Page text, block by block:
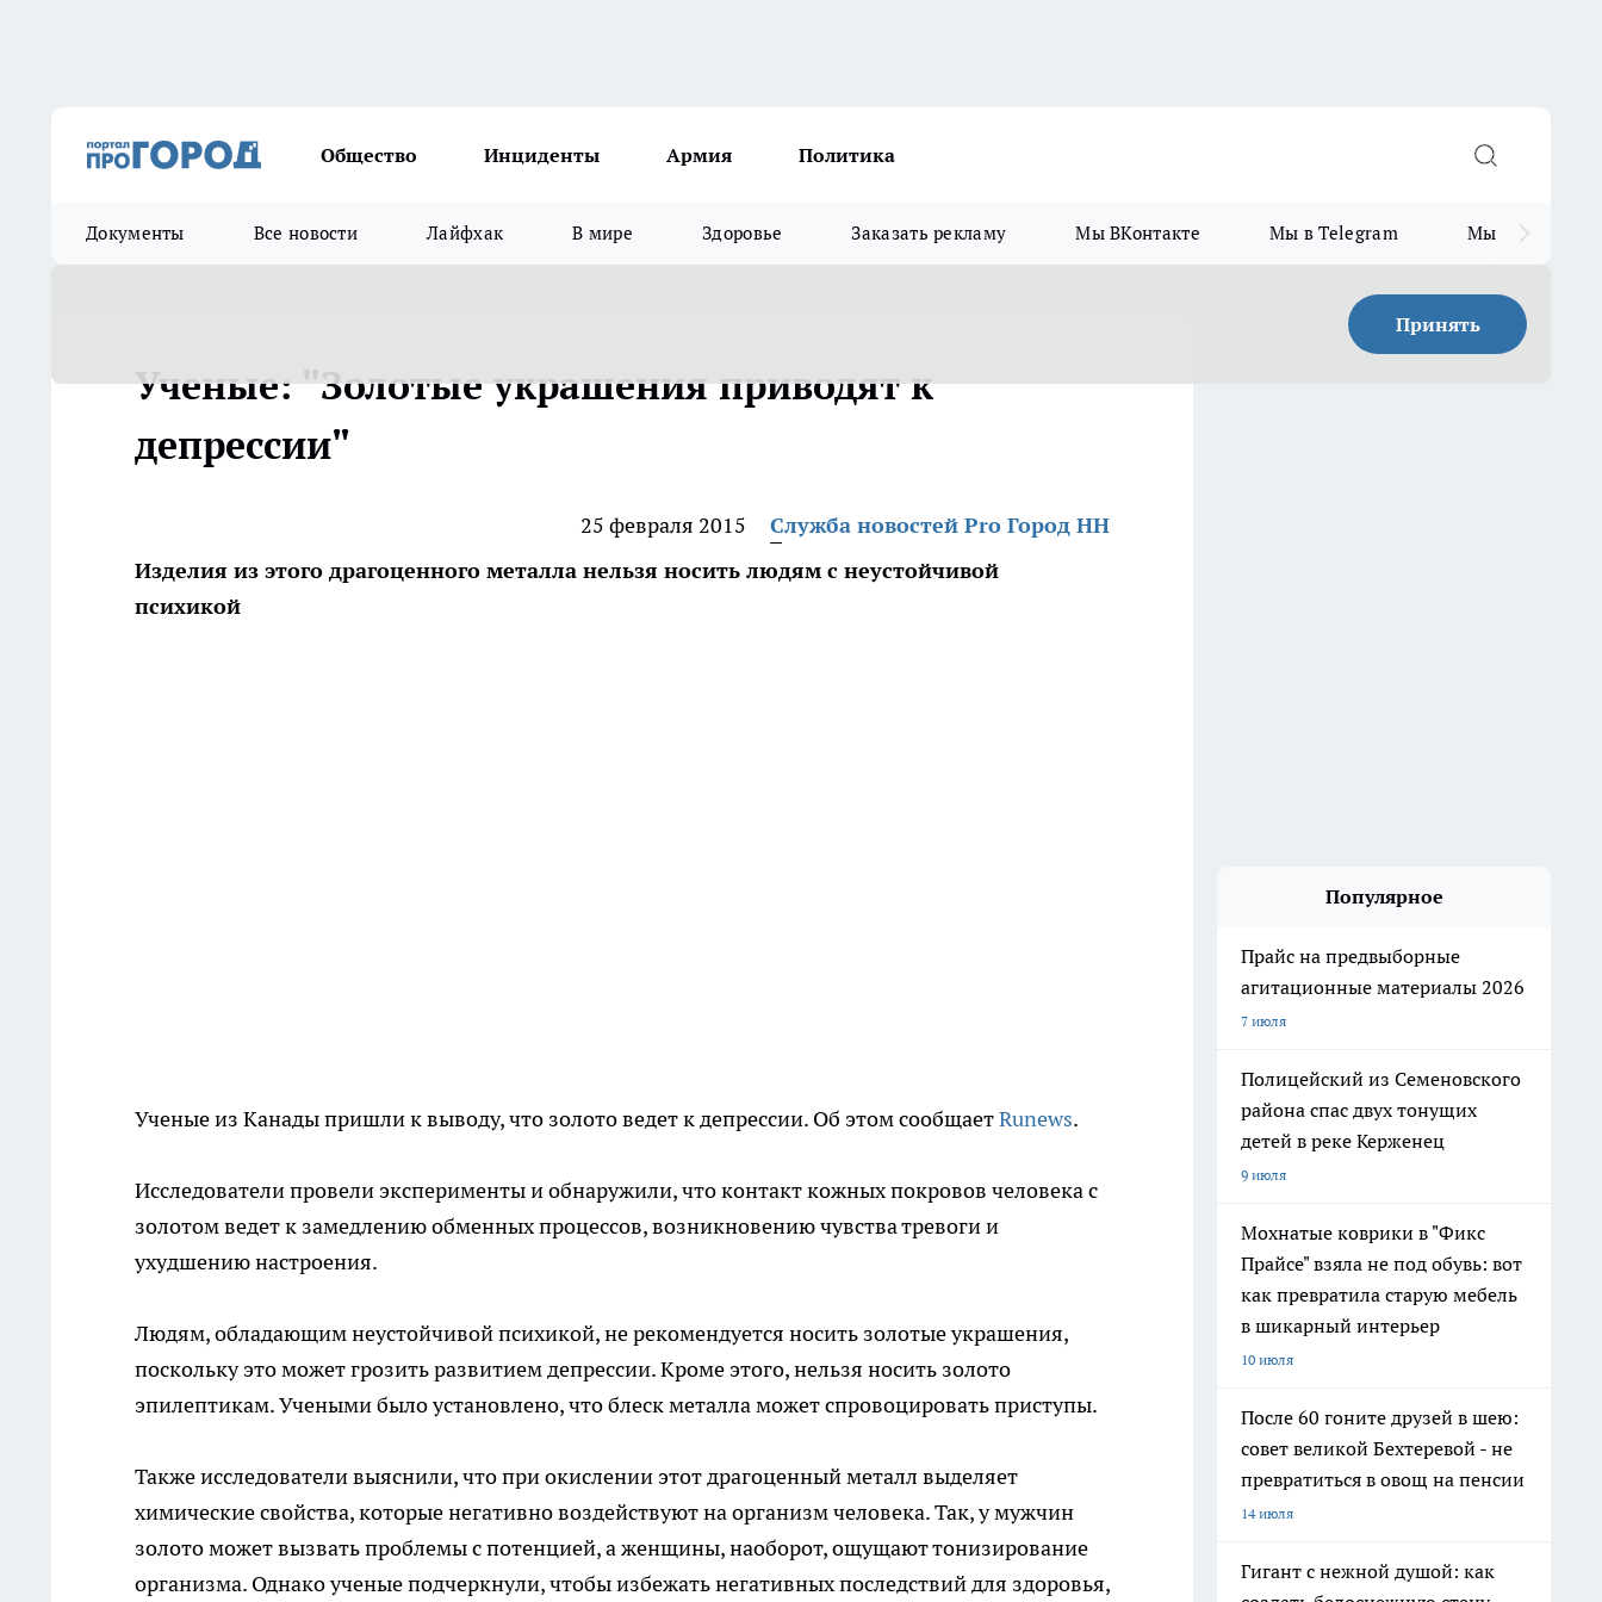
Общество Инциденты Армия Политика
Документы Все новости Лайфхак В мире Здоровье Заказать рекламу Мы ВКонтакте Мы в Telegram Мы в MAX
Принять
Ученые: "Золотые украшения приводят к
депрессии"
25 февраля 2015
Служба новостей Pro Город НН
Изделия из этого драгоценного металла нельзя носить людям с неустойчивой
психикой
Ученые из Канады пришли к выводу, что золото ведет к депрессии. Об этом сообщаетRunews.
Исследователи провели эксперименты и обнаружили, что контакт кожных покровов человека с
золотом ведет к замедлению обменных процессов, возникновению чувства тревоги и
ухудшению настроения.
Людям, обладающим неустойчивой психикой, не рекомендуется носить золотые украшения,
поскольку это может грозить развитием депрессии. Кроме этого, нельзя носить золото
эпилептикам. Учеными было установлено, что блеск металла может спровоцировать приступы.
Также исследователи выяснили, что при окислении этот драгоценный металл выделяет
химические свойства, которые негативно воздействуют на организм человека. Так, у мужчин
золото может вызвать проблемы с потенцией, а женщины, наоборот, ощущают тонизирование
организма. Однако ученые подчеркнули, чтобы избежать негативных последствий для здоровья,
Популярное
Прайс на предвыборные
агитационные материалы 2026
7 июля
Полицейский из Семеновского
района спас двух тонущих
детей в реке Керженец
9 июля
Мохнатые коврики в "Фикс
Прайсе" взяла не под обувь: вот
как превратила старую мебель
в шикарный интерьер
10 июля
После 60 гоните друзей в шею:
совет великой Бехтеревой - не
превратиться в овощ на пенсии
14 июля
Гигант с нежной душой: как